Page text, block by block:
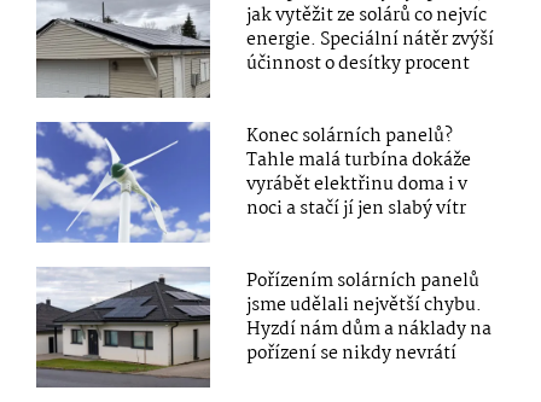
jak vytěžit ze solárů co nejvíc
energie. Speciální nátěr zvýší
účinnost o desítky procent
Konec solárních panelů?
Tahle malá turbína dokáže
vyrábět elektřinu doma i v
noci a stačí jí jen slabý vítr
Pořízením solárních panelů
jsme udělali největší chybu.
Hyzdí nám dům a náklady na
pořízení se nikdy nevrátí